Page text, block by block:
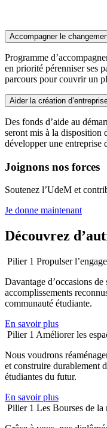
Accompagner le
Programme
en priorité pérenniser ses
parcours pour couvrir un
Aider la création
Des fonds d’aide au
seront mis à la disposition
développer une entreprise
Joignons nos forces
Soutenez l’UdeM et
Je donne maintenant
Découvrez
Pilier 1 Propulser
Davantage d’occasions de
accomplissements
communauté étudiante.
En savoir plus
Pilier 1 Améliorer les
Nous voudrons
et construire durablement
étudiantes du futur.
En savoir plus
Pilier 1 Les Bourses de la